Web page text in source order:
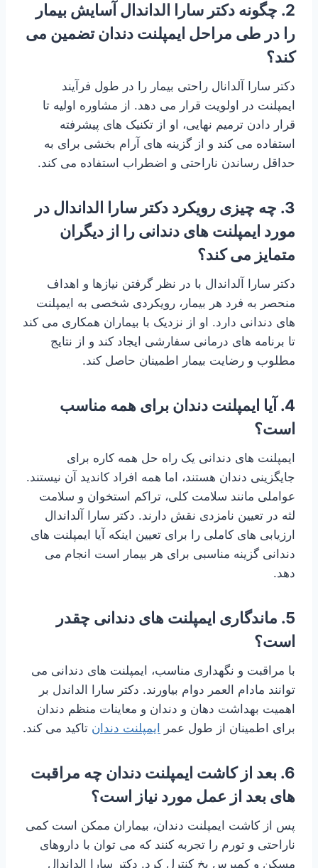
2. چگونه دکتر سارا الداندال آسایش بیمار
را در طی مراحل ایمپلنت دندان تضمین می
کند؟
دکتر سارا آلدانال راحتی بیمار را در طول فرآیند
ایمپلنت در اولویت قرار می دهد. از مشاوره اولیه تا
قرار دادن ترمیم نهایی، او از تکنیک های پیشرفته
استفاده می کند و از گزینه های آرام بخشی برای به
حداقل رساندن ناراحتی و اضطراب استفاده می کند.
3. چه چیزی رویکرد دکتر سارا الداندال در
مورد ایمپلنت های دندانی را از دیگران
متمایز می کند؟
دکتر سارا آلداندال با در نظر گرفتن نیازها و اهداف
منحصر به فرد هر بیمار، رویکردی شخصی به ایمپلنت
های دندانی دارد. او از نزدیک با بیماران همکاری می کند
تا برنامه های درمانی سفارشی ایجاد کند و از نتایج
مطلوب و رضایت بیمار اطمینان حاصل کند.
4. آیا ایمپلنت دندان برای همه مناسب
است؟
ایمپلنت های دندانی یک راه حل همه کاره برای
جایگزینی دندان هستند، اما همه افراد کاندید آن نیستند.
عواملی مانند سلامت کلی، تراکم استخوان و سلامت
لثه در تعیین نامزدی نقش دارند. دکتر سارا آلداندال
ارزیابی های کاملی را برای تعیین اینکه آیا ایمپلنت های
دندانی گزینه مناسبی برای هر بیمار است انجام می
دهد.
5. ماندگاری ایمپلنت های دندانی چقدر
است؟
با مراقبت و نگهداری مناسب، ایمپلنت های دندانی می
توانند مادام العمر دوام بیاورند. دکتر سارا الداندل بر
اهمیت بهداشت دهان و دندان و معاینات منظم دندان
برای اطمینان از طول عمر
ایمپلنت دندان تاکید می کند.
6. بعد از کاشت ایمپلنت دندان چه مراقبت
های بعد از عمل مورد نیاز است؟
پس از کاشت ایمپلنت دندان، بیماران ممکن است کمی
ناراحتی و تورم را تجربه کنند که می توان با داروهای
مسکن و کمپرس یخ کنترل کرد. دکتر سارا الداندال